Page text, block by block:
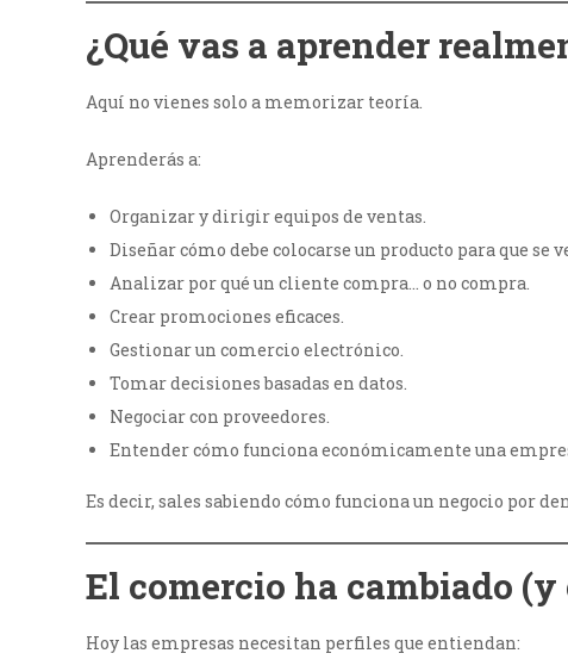
¿Qué vas a aprender
Aquí no vienes solo a memorizar teoría.
Aprenderás a:
Organizar y dirigir equipos de ventas.
Diseñar cómo debe colocarse un producto para que se
Analizar por qué un cliente compra… o no compra.
Crear promociones eficaces.
Gestionar un comercio electrónico.
Tomar decisiones basadas en datos.
Negociar con proveedores.
Entender cómo funciona económicamente una
Es decir, sales sabiendo cómo funciona un negocio por
El comercio ha cambiado
Hoy las empresas necesitan perfiles que entiendan: